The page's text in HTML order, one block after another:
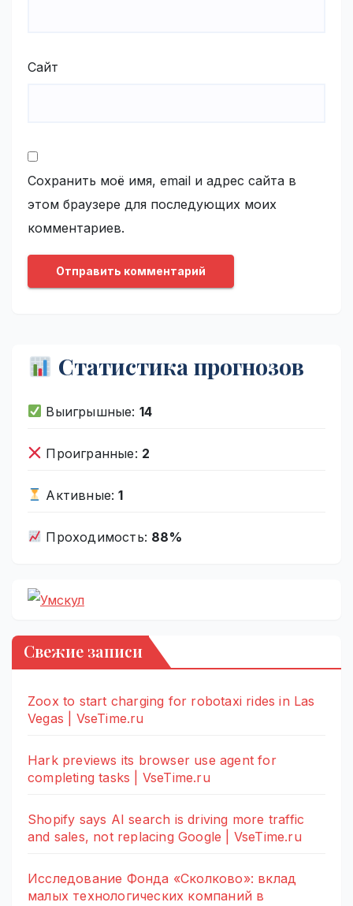
Сайт
Сохранить моё имя, email и адрес сайта в
этом браузере для последующих моих
комментариев.
Статистика прогнозов
Выигрышные: 14
Проигранные: 2
Активные:1
Проходимость: 88%
Свежие записи
Zoox to start charging for robotaxi rides in Las
Vegas | VseTime.ru
Hark previews its browser use agent for
completing tasks | VseTime.ru
Shopify says AI search is driving more traffic
and sales, not replacing Google | VseTime.ru
Исследование Фонда «Сколково»: вклад
малых технологических компаний в